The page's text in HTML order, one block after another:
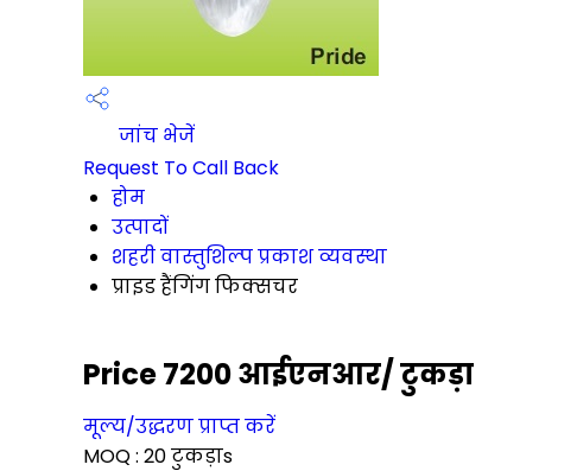
जांच भेजें
Request To Call Back
होम
उत्पादों
शहरी वास्तुशिल्प प्रकाश व्यवस्था
प्राइड हैंगिंग फिक्सचर
Price 7200 आईएनआर/ टुकड़ा
मूल्य/उद्धरण प्राप्त करें
MOQ : 20 टुकड़ाs